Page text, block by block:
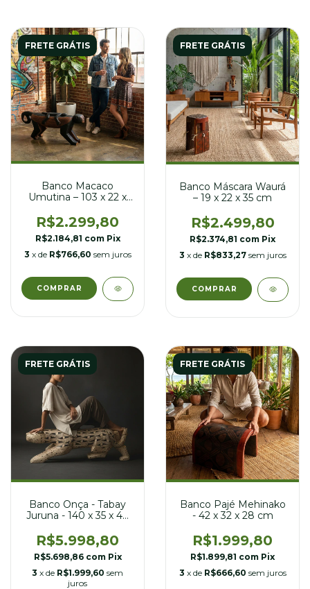
FRETE GRÁTIS
Banco Macaco
Umutina – 103 x 22 x
R$2.299,80
R$2.184,81 com Pix
3 x de R$766,60 sem juros
FRETE GRÁTIS
Banco Máscara Waurá
– 19 x 22 x 35 cm
R$2.499,80
R$2.374,81 com Pix
3 x de R$833,27 sem juros
FRETE GRÁTIS
Banco Onça - Tabay
Juruna - 140 x 35 x 44
R$5.998,80
R$5.698,86 com Pix
3 x de R$1.999,60 sem
juros
FRETE GRÁTIS
Banco Pajé Mehinako
- 42 x 32 x 28 cm
R$1.999,80
R$1.899,81 com Pix
3 x de R$666,60 sem juros